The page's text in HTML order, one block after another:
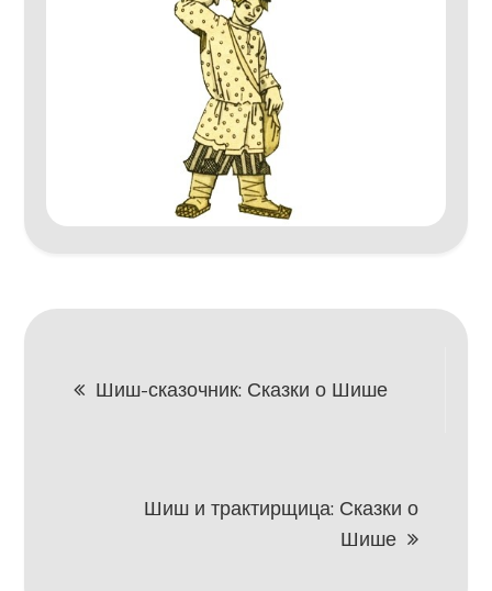
Навигация
записям
Шиш-сказочник: Сказки о Шише
Шиш и трактирщица: Сказки о
Шише